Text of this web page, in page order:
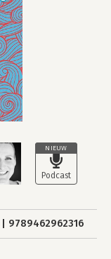
NIEUW
9789462962316